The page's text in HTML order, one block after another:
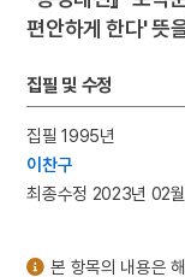
8
엄흥도
9
열하일
1 금성대군
2
3 하서출
5 박상진
편안하게 한다' 뜻
집필 및 수정
집필 1995년
이찬구
최종수정 2023년 02
본 항목의 내용은